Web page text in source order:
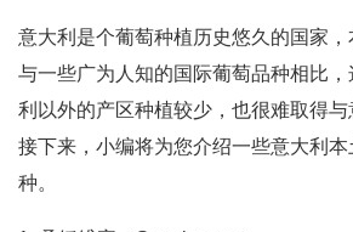
意大利是个葡萄种植历史悠久的国家，
与一些广为人知的国际葡萄品种相比
利以外的产区种植较少，也很难取得与
接下来，小编将为您介绍一些意大利
种。